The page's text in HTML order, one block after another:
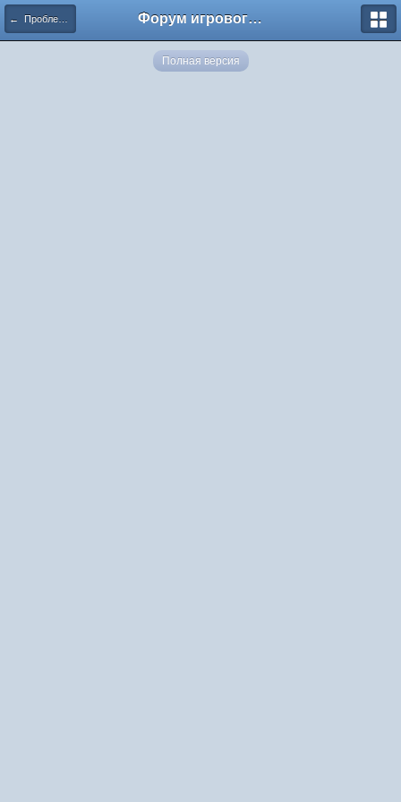
← Проблемы в игре Форум игрового проекта Riverrise
Полная версия